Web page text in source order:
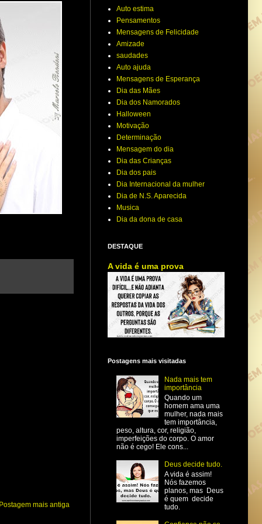
Postagem mais antiga
Auto estima
Pensamentos
Mensagens de Felicidade
Amizade
saudades
Auto ajuda
Mensagens de Esperança
Dia das Mães
Dia dos Namorados
Halloween
Motivação
Determinação
Mensagem do dia
Dia das Crianças
Dia dos pais
Dia Internacional da mulher
Dia de N.S. Aparecida
Musica
Dia da dona de casa
DESTAQUE
A vida é uma prova
Postagens mais visitadas
Nada mais tem
importância
Quando um
homem ama uma
mulher, nada mais
tem importância,
peso, altura, cor, religião,
imperfeições do corpo. O amor
não é cego! Ele cons...
Deus decide tudo.
A vida é assim!
Nós fazemos
planos, mas Deus
é quem decide
tudo.